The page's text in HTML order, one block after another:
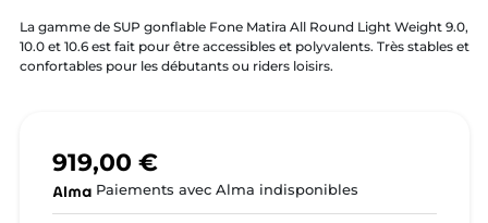
La gamme de SUP gonflable Fone Matira All Round Light Weight 9.0,
10.0 et 10.6 est fait pour être accessibles et polyvalents. Très stables et
confortables pour les débutants ou riders loisirs.
919,00 €
Paiements avec Alma indisponibles